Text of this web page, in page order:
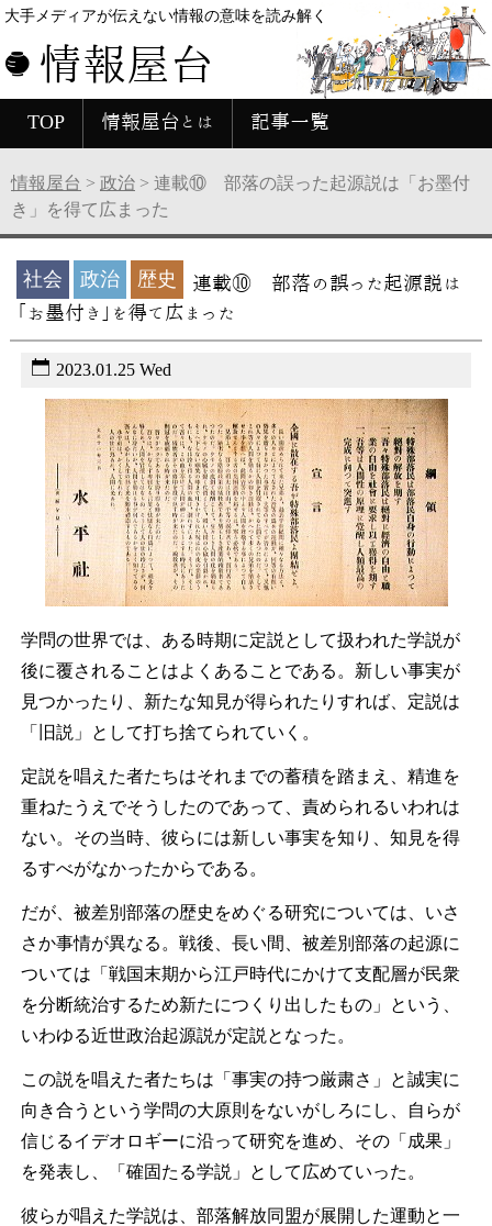
大手メディアが伝えない情報の意味を読み解く
情報屋台
TOP 情報屋台とは 記事一覧
情報屋台 > 政治 > 連載⑩ 部落の誤った起源説は「お墨付
き」を得て広まった
社会 政治 歴史
連載⑩ 部落の誤った起源説は
「お墨付き」を得て広まった
2023.01.25 Wed
学問の世界では、ある時期に定説として扱われた学説が
後に覆されることはよくあることである。新しい事実が
見つかったり、新たな知見が得られたりすれば、定説は
「旧説」として打ち捨てられていく。
定説を唱えた者たちはそれまでの蓄積を踏まえ、精進を
重ねたうえでそうしたのであって、責められるいわれは
ない。その当時、彼らには新しい事実を知り、知見を得
るすべがなかったからである。
だが、被差別部落の歴史をめぐる研究については、いさ
さか事情が異なる。戦後、長い間、被差別部落の起源に
ついては「戦国末期から江戸時代にかけて支配層が民衆
を分断統治するため新たにつくり出したもの」という、
いわゆる近世政治起源説が定説となった。
この説を唱えた者たちは「事実の持つ厳粛さ」と誠実に
向き合うという学問の大原則をないがしろにし、自らが
信じるイデオロギーに沿って研究を進め、その「成果」
を発表し、「確固たる学説」として広めていった。
彼らが唱えた学説は、部落解放同盟が展開した運動と一